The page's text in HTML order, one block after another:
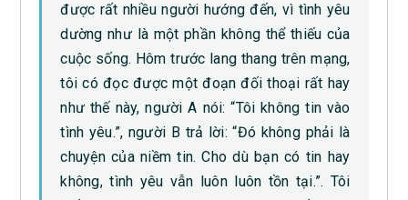
được rất nhiều người hướng đến, vì tình yêu
dường như là một phần không thể thiếu của
cuộc sống. Hôm trước lang thang trên mạng,
tôi có đọc được một đoạn đối thoại rất hay
như thế này, người A nói: “Tôi không tin vào
tình yêu.”, người B trả lời: “Đó không phải là
chuyện của niềm tin. Cho dù bạn có tin hay
không, tình yêu vẫn luôn luôn tồn tại.”. Tôi